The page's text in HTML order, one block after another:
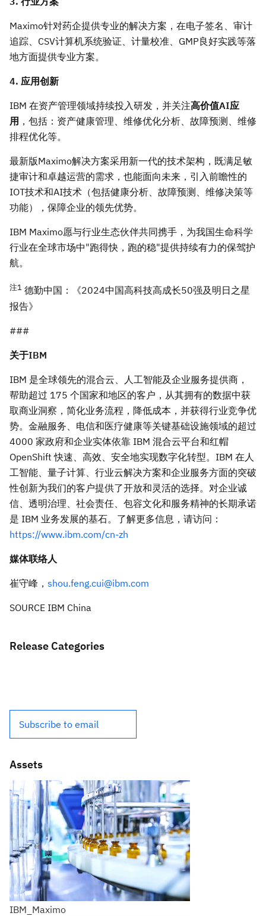
Maximo针对药企提供专业的解决方案，在电子签名、审计
追踪、CSV计算机系统验证、计量校准、GMP良好实践等落
地方面提供专业方案。
4. 应用创新
IBM 在资产管理领域持续投入研发，并关注高价值AI应
用 ，包括：资产健康管理、维修优化分析、故障预测、维修
排程优化等。
最新版Maximo解决方案采用新一代的技术架构，既满足敏
捷审计和卓越运营的需求，也能面向未来，引入前瞻性的
IOT技术和AI技术（包括健康分析、故障预测、维修决策等
功能），保障企业的领先优势。
IBM Maximo愿与行业生态伙伴共同携手，为我国生命科学
行业在全球市场中"跑得快，跑的稳"提供持续有力的保驾护
航。
注1 德勤中国：《2024中国高科技高成长50强及明日之星
报告》
###
关于IBM
IBM 是全球领先的混合云、人工智能及企业服务提供商，
帮助超过 175 个国家和地区的客户，从其拥有的数据中获
取商业洞察，简化业务流程，降低成本，并获得行业竞争优
势。金融服务、电信和医疗健康等关键基础设施领域的超过
4000 家政府和企业实体依靠 IBM 混合云平台和红帽
OpenShift 快速、高效、安全地实现数字化转型。IBM 在人
工智能、量子计算、行业云解决方案和企业服务方面的突破
性创新为我们的客户提供了开放和灵活的选择。对企业诚
信、透明治理、社会责任、包容文化和服务精神的长期承诺
是 IBM 业务发展的基石。了解更多信息，请访问：
https://www.ibm.com/cn-zh
媒体联络人
崔守峰， shou.feng.cui@ibm.com
SOURCE IBM China
Release Categories
Subscribe to email
Assets
IBM_Maximo